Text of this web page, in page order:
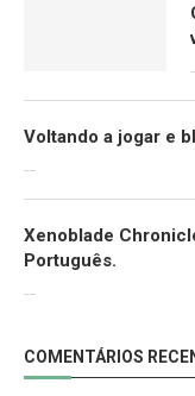
Voltando a jogar e
Xenoblade
Português.
COMENTÁRIOS